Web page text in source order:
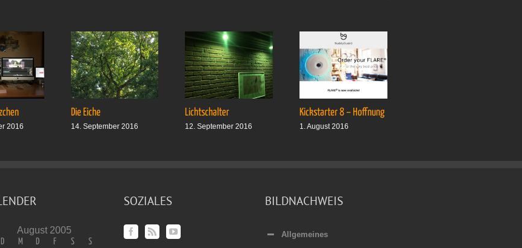
2016
Die Eiche
14. September 2016
Lichtschalter
12. September 2016
Kickstarter 8 – Hoffnung
1. August 2016
August 2005
D M D F S S
SOZIALES BILDNACHWEIS
Allgemeines